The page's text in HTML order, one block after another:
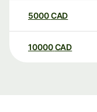
5000CAD
10000 CAD